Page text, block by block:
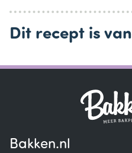
Dit recept is van
Bakken.nl